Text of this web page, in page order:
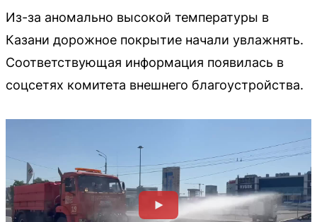
Из-за аномально высокой температуры в
Казани дорожное покрытие начали увлажнять.
Соответствующая информация появилась в
соцсетях комитета внешнего благоустройства.